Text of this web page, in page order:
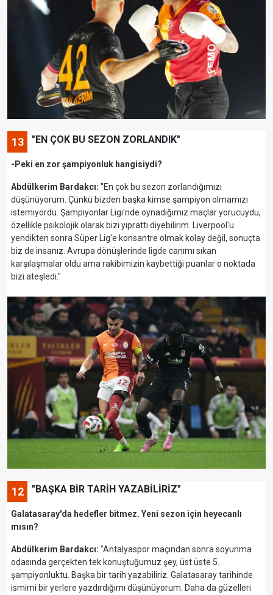
13 "EN ÇOK BU SEZON ZORLANDIK"
-Peki en zor şampiyonluk hangisiydi?
Abdülkerim Bardakcı: "En çok bu sezon zorlandığımızı
düşünüyorum. Çünkü bizden başka kimse şampiyon olmamızı
istemiyordu. Şampiyonlar Ligi'nde oynadığımız maçlar yorucuydu,
özellikle psikolojik olarak bizi yıprattı diyebilirim. Liverpool'u
yendikten sonra Süper Lig'e konsantre olmak kolay değil, sonuçta
biz de insanız. Avrupa dönüşlerinde ligde canımı sıkan
karşılaşmalar oldu ama rakibimizin kaybettiği puanlar o noktada
bizi ateşledi."
12 "BAŞKA BİR TARİH YAZABİLİRİZ"
Galatasaray'da hedefler bitmez. Yeni sezon için heyecanlı
mısın?
Abdülkerim Bardakcı: "Antalyaspor maçından sonra soyunma
odasında gerçekten tek konuştuğumuz şey, üst üste 5.
şampiyonluktu. Başka bir tarih yazabiliriz. Galatasaray tarihinde
ismimi bir yerlere yazdırdığımı düşünüyorum. Daha da güzelleri